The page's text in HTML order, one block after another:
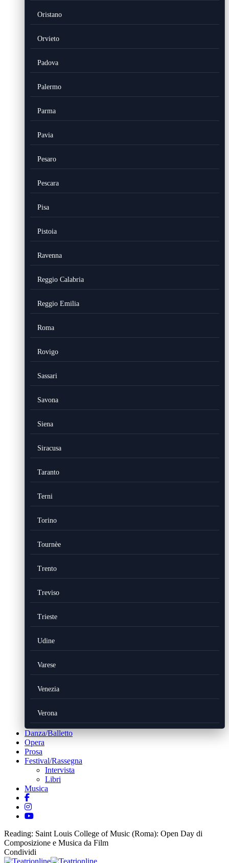
Oristano
Orvieto
Padova
Palermo
Parma
Pavia
Pesaro
Pescara
Pisa
Pistoia
Ravenna
Reggio Calabria
Reggio Emilia
Roma
Rovigo
Sassari
Savona
Siena
Siracusa
Taranto
Terni
Torino
Tournèe
Trento
Treviso
Trieste
Udine
Varese
Venezia
Verona
Danza/Balletto
Opera
Prosa
Festival/Rassegna
Intervista
Libri
Musica
Reading: Saint Louis College of Music (Roma): Open Day di
Composizione e Musica da Film
Condividi